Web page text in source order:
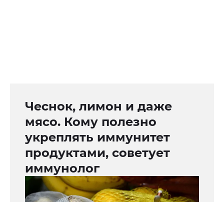
Чеснок, лимон и даже
мясо. Кому полезно
укреплять иммунитет
продуктами, советует
иммунолог